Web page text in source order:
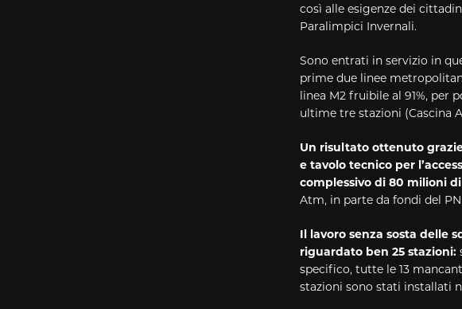
così alle esigenze dei
Paralimpici Invernali.
Sono entrati in servizio in
prime due linee
linea M2 fruibile al 91%, per
ultime tre stazioni (Cascina
Un risultato ottenuto
e tavolo tecnico per
complessivo di 80 milioni
Atm, in parte da fondi del
Il lavoro senza sosta delle
riguardato ben 25 stazioni:
specifico, tutte le 13
stazioni sono stati installati